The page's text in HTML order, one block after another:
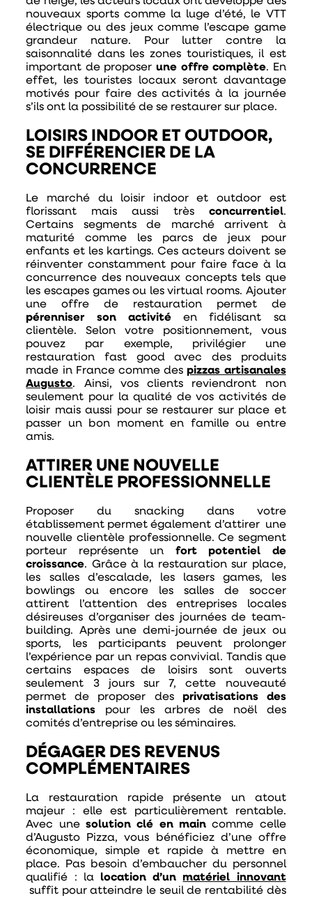
nouveaux sports comme la luge d’été, le VTT
électrique ou des jeux comme l’escape game
grandeur nature. Pour lutter contre la
saisonnalité dans les zones touristiques, il est
important de proposer une offre complète. En
effet, les touristes locaux seront davantage
motivés pour faire des activités à la journée
s’ils ont la possibilité de se restaurer sur place.
LOISIRS INDOOR ET OUTDOOR,
SE DIFFÉRENCIER DE LA
CONCURRENCE
Le marché du loisir indoor et outdoor est
florissant mais aussi très concurrentiel.
Certains segments de marché arrivent à
maturité comme les parcs de jeux pour
enfants et les kartings. Ces acteurs doivent se
réinventer constamment pour faire face à la
concurrence des nouveaux concepts tels que
les escapes games ou les virtual rooms. Ajouter
une offre de restauration permet de
pérenniser son activitéen fidélisant sa
clientèle. Selon votre positionnement, vous
pouvez par exemple, privilégier une
restauration fast good avec des produits
made in France comme des pizzas artisanales
Augusto. Ainsi, vos clients reviendront non
seulement pour la qualité de vos activités de
loisir mais aussi pour se restaurer sur place et
passer un bon moment en famille ou entre
amis.
ATTIRER UNE NOUVELLE
CLIENTÈLE PROFESSIONNELLE
Proposer du snacking dans votre
établissement permet également d’attirer une
nouvelle clientèle professionnelle. Ce segment
porteur représente un fort potentiel de
croissance. Grâce à la restauration sur place,
les salles d’escalade, les lasers games, les
bowlings ou encore les salles de soccer
attirent l’attention des entreprises locales
désireuses d’organiser des journées de team-
building. Après une demi-journée de jeux ou
sports, les participants peuvent prolonger
l’expérience par un repas convivial. Tandis que
certains espaces de loisirs sont ouverts
seulement 3 jours sur 7, cette nouveauté
permet de proposer des privatisations des
installations pour les arbres de noël des
comités d’entreprise ou les séminaires.
DÉGAGER DES REVENUS
COMPLÉMENTAIRES
La restauration rapide présente un atout
majeur : elle est particulièrement rentable.
Avec unesolution clé en main comme celle
d’Augusto Pizza, vous bénéficiez d’une offre
économique, simple et rapide à mettre en
place. Pas besoin d’embaucher du personnel
qualifié : lalocation d’un matériel innovant
suffit pour atteindre le seuil de rentabilité dès